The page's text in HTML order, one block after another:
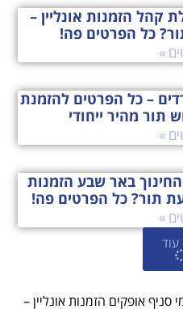
כל הפרטים פה!
»
תור מהיר ייחודי
»
תור? כל הפרטים פה!
»
עוד
פה! היא נציגות דיפלומטית